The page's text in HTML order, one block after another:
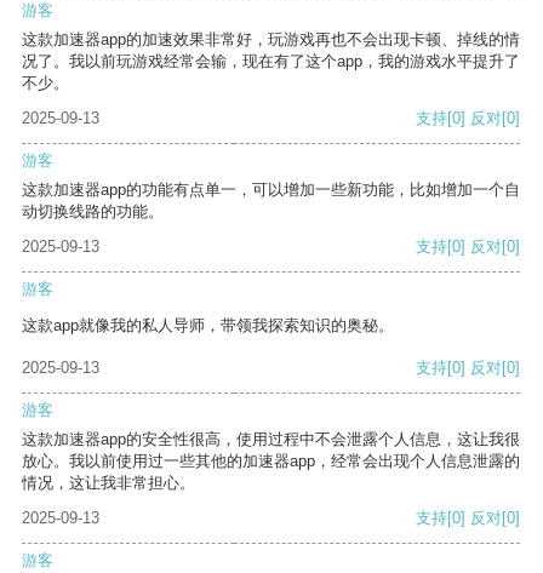
游客
这款加速器app的加速效果非常好，玩游戏再也不会出现卡顿、掉线的情
况了。我以前玩游戏经常会输，现在有了这个app，我的游戏水平提升了
不少。
2025-09-13
支持[0] 反对[0]
游客
这款加速器app的功能有点单一，可以增加一些新功能，比如增加一个自
动切换线路的功能。
2025-09-13
支持[0] 反对[0]
游客
这款app就像我的私人导师，带领我探索知识的奥秘。
2025-09-13 支持[0] 反对[0]
游客
这款加速器app的安全性很高，使用过程中不会泄露个人信息，这让我很
放心。我以前使用过一些其他的加速器app，经常会出现个人信息泄露的
情况，这让我非常担心。
2025-09-13
支持[0] 反对[0]
游客